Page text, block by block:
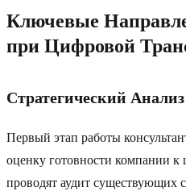
Ключевые
при Цифровой
Стратегический
Первый этап работы
оценку готовности компании
проводят аудит существующих